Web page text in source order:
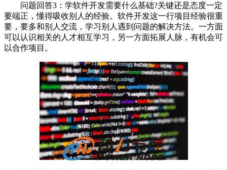
问题回答3：学软件开发需要什么基础?关键还是态度一定
要端正，懂得吸收别人的经验。软件开发这一行项目经验很重
要，要多和别人交流，学习别人遇到问题的解决方法。一方面
可以认识相关的人才相互学习，另一方面拓展人脉，有机会可
以合作项目。